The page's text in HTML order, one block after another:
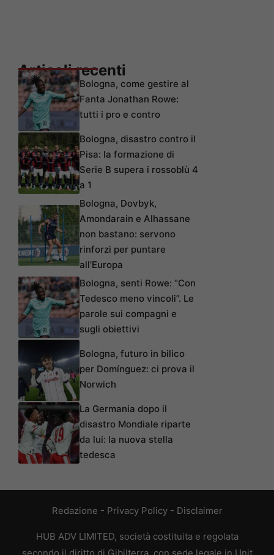
Articoli recenti
Bologna, come gestire al
Fanta Jonathan Rowe:
tutti i pro e contro
Bologna, disastro contro il
Pisa: la formazione di
Serie B supera i rossoblù 4
a 1
Bologna, Dovbyk,
Amondarain e Alhassane
non bastano: servono
rinforzi per puntare
all’Europa
Bologna, senti Rowe: “Con
Tedesco meno vincoli”. Le
parole sui compagni e
sugli obiettivi
Bologna, futuro in bilico
per Domínguez: ci prova il
Norwich
La Germania dopo il
disastro Mondiale riparte
da lui: la nuova stella
tedesca
Redazione - Privacy Policy- Disclaimer
HUB ADV LIMITED, società costituita e regolata
secondo il diritto di Gibilterra, con sede legale in Unit